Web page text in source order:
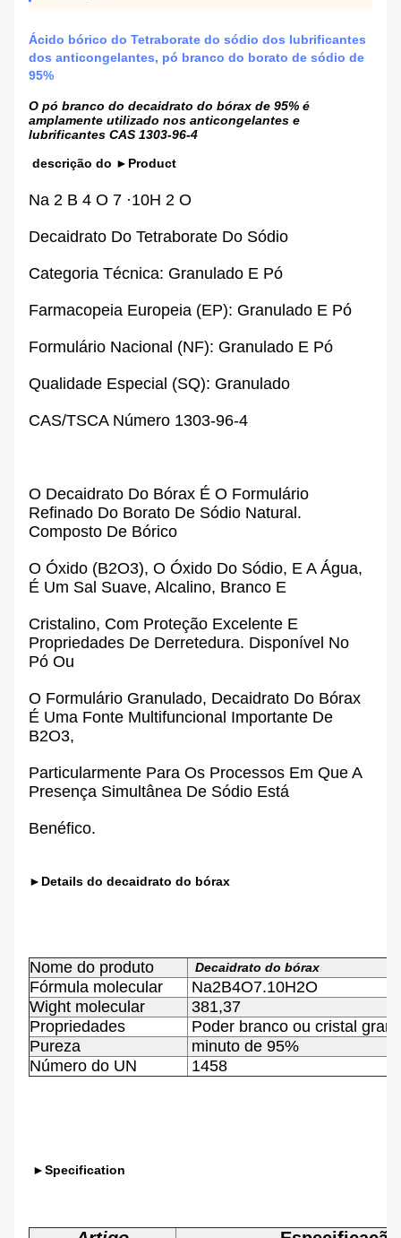
Ácido bórico do Tetraborate do sódio dos lubrificantes
dos anticongelantes, pó branco do borato de sódio de
95%
O pó branco do decaidrato do bórax de 95% é
amplamente utilizado nos anticongelantes e
lubrificantes CAS 1303-96-4
descrição do ►Product
Na 2 B 4 O 7 ·10H 2 O
Decaidrato Do Tetraborate Do Sódio
Categoria Técnica: Granulado E Pó
Farmacopeia Europeia (EP): Granulado E Pó
Formulário Nacional (NF): Granulado E Pó
Qualidade Especial (SQ): Granulado
CAS/TSCA Número 1303-96-4
O Decaidrato Do Bórax É O Formulário
Refinado Do Borato De Sódio Natural.
Composto De Bórico
O Óxido (B2O3), O Óxido Do Sódio, E A Água,
É Um Sal Suave, Alcalino, Branco E
Cristalino, Com Proteção Excelente E
Propriedades De Derretedura. Disponível No
Pó Ou
O Formulário Granulado, Decaidrato Do Bórax
É Uma Fonte Multifuncional Importante De
B2O3,
Particularmente Para Os Processos Em Que A
Presença Simultânea De Sódio Está
Benéfico.
►Details do decaidrato do bórax
Nome do produto Decaidrato do bórax
Fórmula molecular
Na2B4O7.10H2O
Wight molecular
381,37
Propriedades
Poder branco ou cristal
Pureza
minuto de 95%
Número do UN
1458
►Specification